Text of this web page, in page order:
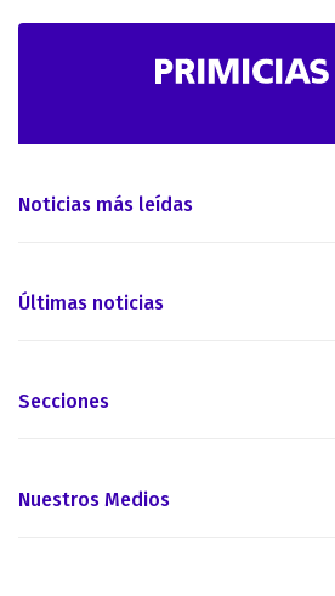
Noticias más leídas
Últimas noticias
Secciones
Nuestros Medios